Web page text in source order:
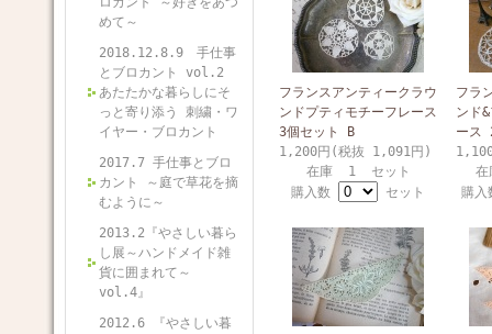
めて～
2018.12.8.9 手仕事
とブロカント vol.2
あたたかな暮らしにそ
っと寄り添う 刺繍・ワ
イヤー・ブロカント
2017.7 手仕事とブロ
カント ～庭で草花を摘
むように～
2013.2『やさしい暮ら
し展～ハンドメイド雑
貨に囲まれて～
vol.4』
2012.6 『やさしい暮
フランスアンティークラウ
ンドプティモチーフレース
3個セット B
1,200円(税抜 1,091円)
在庫 1 セット
購入数
セット
フラ
ンド
ース
購